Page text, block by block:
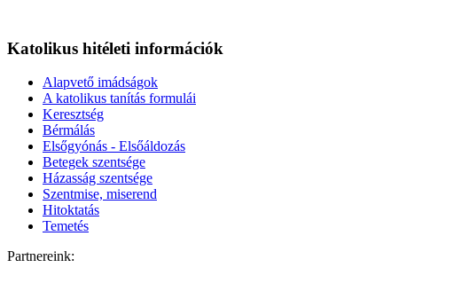
Katolikus hitéleti információk
Alapvető imádságok
A katolikus tanítás formulái
Keresztség
Bérmálás
Elsőgyónás - Elsőáldozás
Betegek szentsége
Házasság szentsége
Szentmise, miserend
Hitoktatás
Temetés
Partnereink: